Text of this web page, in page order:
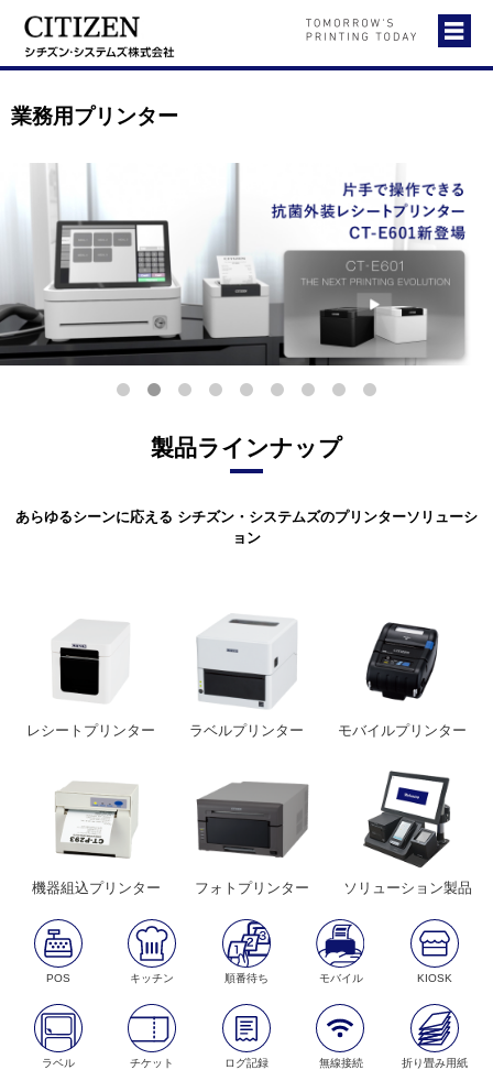
業務用プリンター
製品ラインナップ
あらゆるシーンに応える シチズン・システムズのプリンターソリューシ
ョン
レシートプリンター ラベルプリンター モバイルプリンター
機器組込プリンター フォトプリンター ソリューション製品
POS キッチン 順番待ち モバイル KIOSK
ラベル チケット ログ記録 無線接続 折り畳み用紙